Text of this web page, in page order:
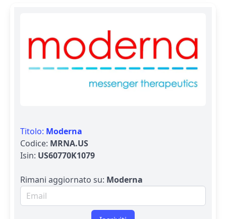
Titolo: Moderna
Codice: MRNA.US
Isin: US60770K1079
Rimani aggiornato su: Moderna
Email per newsletter